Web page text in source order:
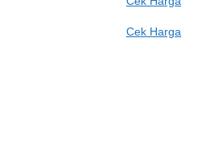
Cek Harga